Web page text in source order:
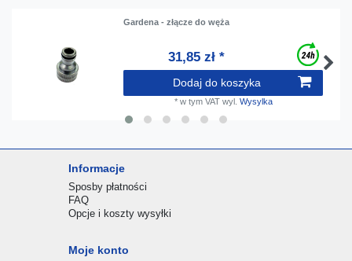
Gardena - złącze do węża
31,85 zł *
Dodaj do koszyka
* w tym VATwyl. Wysylka
Informacje
Sposby płatności
FAQ
Opcje i koszty wysyłki
Moje konto